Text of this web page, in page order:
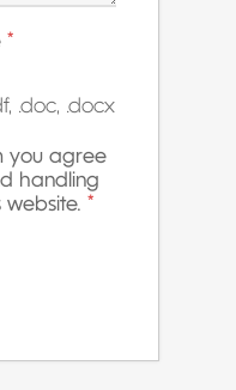
*
.doc, .docx
you agree
handling
*